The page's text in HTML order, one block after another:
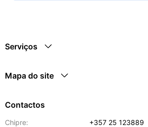
Serviços
Mapa do site
Contactos
Chipre:
+357 25 123889